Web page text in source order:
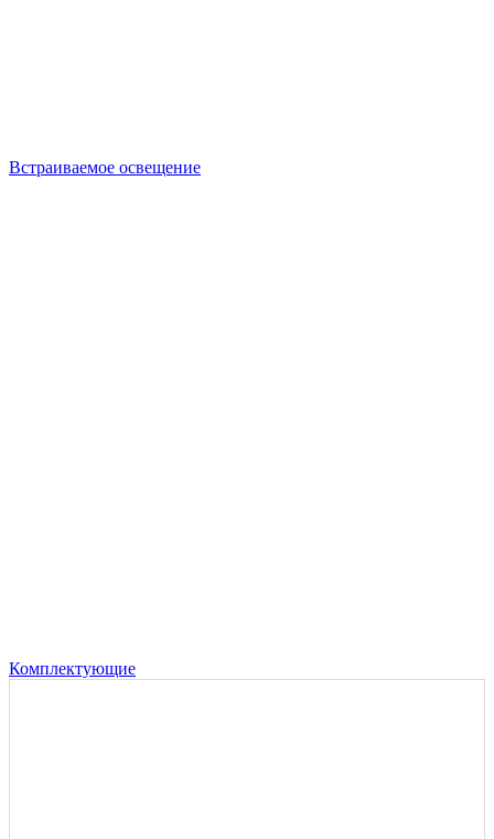
Встраиваемое освещение
Комплектующие